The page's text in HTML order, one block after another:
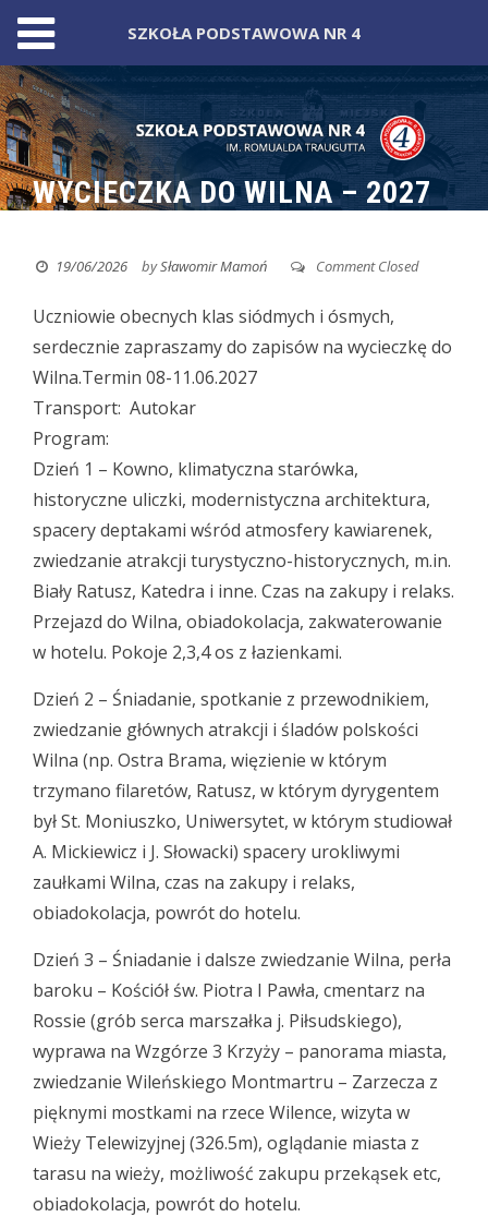
Skip
to
content
WYCIECZKA DO WILNA – 2027
19/06/2026 bySławomir Mamoń Comment Closed
Uczniowie obecnych klas siódmych i ósmych,
serdecznie zapraszamy do zapisów na wycieczkę do
Wilna.Termin 08-11.06.2027
Transport: Autokar
Program:
Dzień 1 – Kowno, klimatyczna starówka,
historyczne uliczki, modernistyczna architektura,
spacery deptakami wśród atmosfery kawiarenek,
zwiedzanie atrakcji turystyczno-historycznych, m.in.
Biały Ratusz, Katedra i inne. Czas na zakupy i relaks.
Przejazd do Wilna, obiadokolacja, zakwaterowanie
w hotelu. Pokoje 2,3,4 os z łazienkami.
Dzień 2 – Śniadanie, spotkanie z przewodnikiem,
zwiedzanie głównych atrakcji i śladów polskości
Wilna (np. Ostra Brama, więzienie w którym
trzymano filaretów, Ratusz, w którym dyrygentem
był St. Moniuszko, Uniwersytet, w którym studiował
A. Mickiewicz i J. Słowacki) spacery urokliwymi
zaułkami Wilna, czas na zakupy i relaks,
obiadokolacja, powrót do hotelu.
Dzień 3 – Śniadanie i dalsze zwiedzanie Wilna, perła
baroku – Kościół św. Piotra I Pawła, cmentarz na
Rossie (grób serca marszałka j. Piłsudskiego),
wyprawa na Wzgórze 3 Krzyży – panorama miasta,
zwiedzanie Wileńskiego Montmartru – Zarzecza z
pięknymi mostkami na rzece Wilence, wizyta w
Wieży Telewizyjnej (326.5m), oglądanie miasta z
tarasu na wieży, możliwość zakupu przekąsek etc,
obiadokolacja, powrót do hotelu.
SZKOŁA PODSTAWOWA NR 4